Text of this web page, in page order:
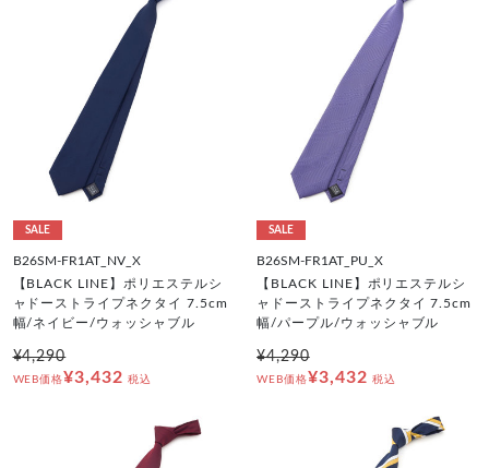
SALE
B26SM-FR1AT_NV_X
【BLACK LINE】ポリエステルシ
ャドーストライプネクタイ 7.5cm
幅/ネイビー/ウォッシャブル
¥4,290
WEB価格¥3,432 税込
SALE
B26SM-FR1AT_PU_X
【BLACK LINE】ポリエステルシ
ャドーストライプネクタイ 7.5cm
幅/パープル/ウォッシャブル
¥4,290
WEB価格¥3,432 税込